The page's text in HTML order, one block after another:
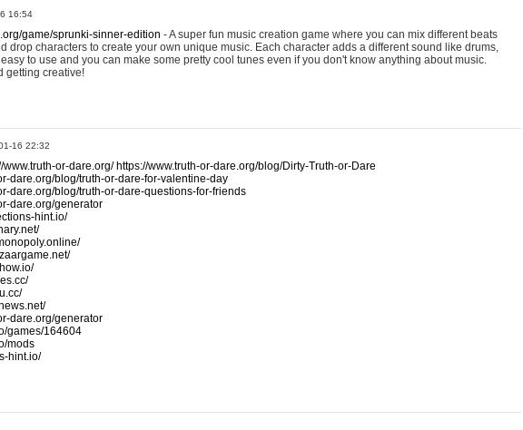
16:54
game/sprunki-sinner-edition - A super fun music creation game where you can mix different beats
drop characters to create your own unique music. Each character adds a different sound like drums,
to use and you can make some pretty cool tunes even if you don't know anything about music.
getting creative!
16 22:32
www.truth-or-dare.org/ https://www.truth-or-dare.org/blog/Dirty-Truth-or-Dare
dare.org/blog/truth-or-dare-for-valentine-day
dare.org/blog/truth-or-dare-questions-for-friends
dare.org/generator
hint.io/
dare.org/generator
games/164604
mods
hint.io/